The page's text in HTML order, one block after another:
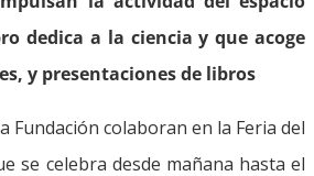
dedica a la ciencia y que acoge
y presentaciones de libros
Fundación colaboran en la Feria del
se celebra desde mañana hasta el